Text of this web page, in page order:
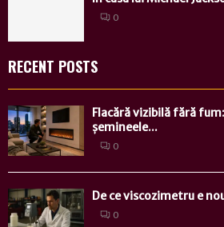
0
RECENT POSTS
Flacără vizibilă fără
șemineele...
0
De ce viscozimetru e
0